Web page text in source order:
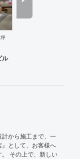
ル
から施工まで、一
として、お客様へ
その上で、新しい